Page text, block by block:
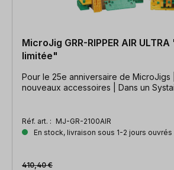
MicroJig GRR-RIPPER AIR
limitée"
Pour le 25e anniversaire de MicroJigs
nouveaux accessoires | Dans un
Réf. art. : MJ-GR-2100AIR
En stock, livraison sous 1-2 jours ouvrés
410,40 €